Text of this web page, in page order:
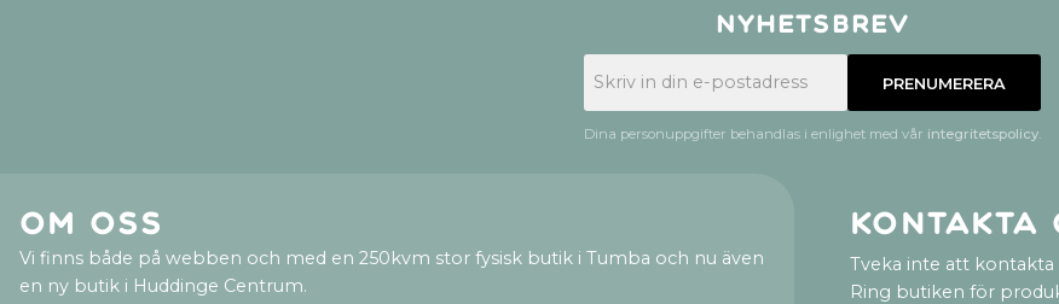
Nyhetsbrev
PRENUMERERA
Dina personuppgifter behandlas i enlighet med vår integritetspolicy.
Om oss
Vi finns både på webben och med en 250kvm stor fysisk butik i Tumba och nu även
en ny butik i Huddinge Centrum.
Kontakta
Tveka inte att kontakta
Ring butiken för